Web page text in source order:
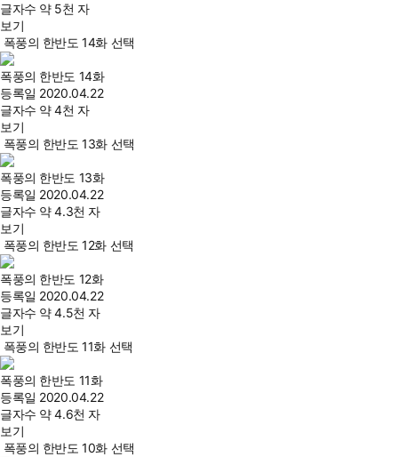
글자수 약 5천 자
보기
폭풍의 한반도 14화 선택
폭풍의 한반도 14화
등록일 2020.04.22
글자수 약 4천 자
보기
폭풍의 한반도 13화 선택
폭풍의 한반도 13화
등록일 2020.04.22
글자수 약 4.3천 자
보기
폭풍의 한반도 12화 선택
폭풍의 한반도 12화
등록일 2020.04.22
글자수 약 4.5천 자
보기
폭풍의 한반도 11화 선택
폭풍의 한반도 11화
등록일 2020.04.22
글자수 약 4.6천 자
보기
폭풍의 한반도 10화 선택